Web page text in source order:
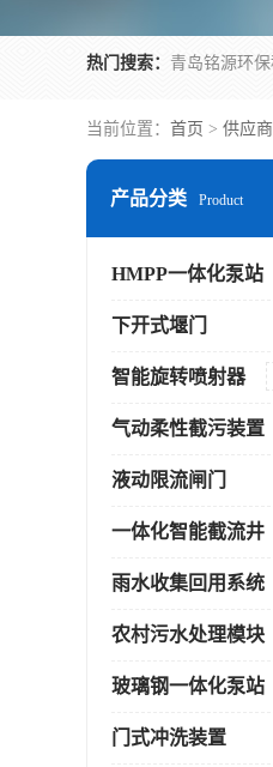
热门搜索：
当前位置： 首页 > 供应
产品分类 Product
HMPP一体化泵站
下开式堰门
智能旋转喷射器
气动柔性截污装置
液动限流闸门
一体化智能截流井
雨水收集回用系统
农村污水处理模块
玻璃钢一体化泵站
门式冲洗装置